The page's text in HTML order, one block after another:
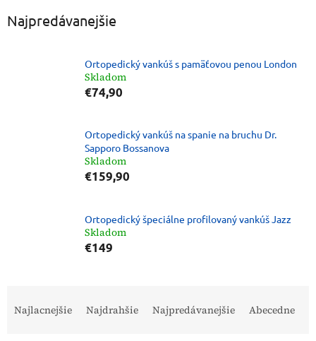
Najpredávanejšie
Ortopedický vankúš s pamäťovou penou London
Skladom
€74,90
Ortopedický vankúš na spanie na bruchu Dr.
Sapporo Bossanova
Skladom
€159,90
Ortopedický špeciálne profilovaný vankúš Jazz
Skladom
€149
Najlacnejšie Najdrahšie Najpredávanejšie Abecedne